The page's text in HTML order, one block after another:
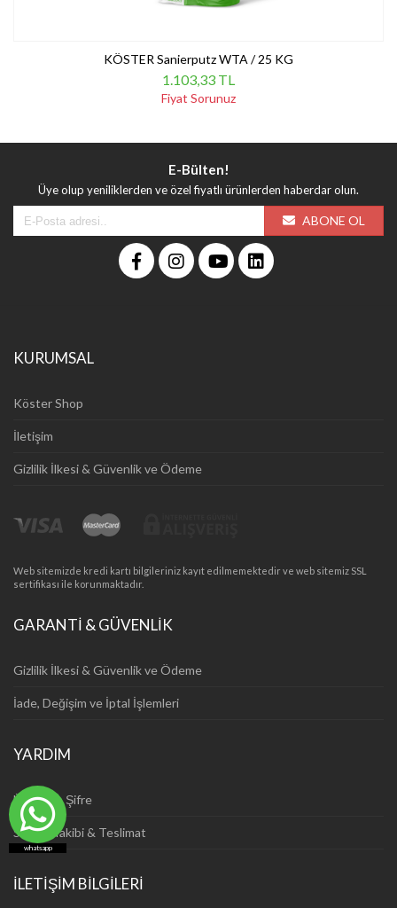
whatsapp
KÖSTER Sanierputz WTA / 25 KG
1.103,33 TL
Fiyat Sorunuz
E-Bülten!
Üye olup yeniliklerden ve özel fiyatlı ürünlerden haberdar olun.
ABONE OL
KURUMSAL
Köster Shop
İletişim
Gizlilik İlkesi & Güvenlik ve Ödeme
Web sitemizde kredi kartı bilgileriniz kayıt edilmemektedir ve web sitemiz SSL
sertifikası ile korunmaktadır.
GARANTİ & GÜVENLİK
Gizlilik İlkesi & Güvenlik ve Ödeme
İade, Değişim ve İptal İşlemleri
YARDIM
Üyelik ve Şifre
Sipariş Takibi & Teslimat
İLETİŞİM BİLGİLERİ